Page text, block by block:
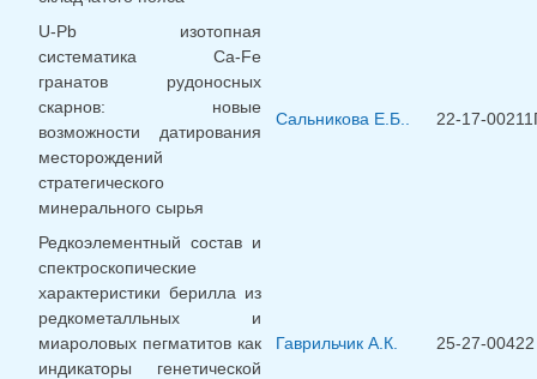
U-Pb изотопная
систематика Ca-Fe
гранатов рудоносных
скарнов: новые
возможности датирования
месторождений
стратегического
минерального сырья
Сальникова Е.Б.. 22-17-
Редкоэлементный состав и
спектроскопические
характеристики берилла из
редкометалльных и
миароловых пегматитов как
индикаторы генетической
Гаврильчик А.К. 25-27-00422